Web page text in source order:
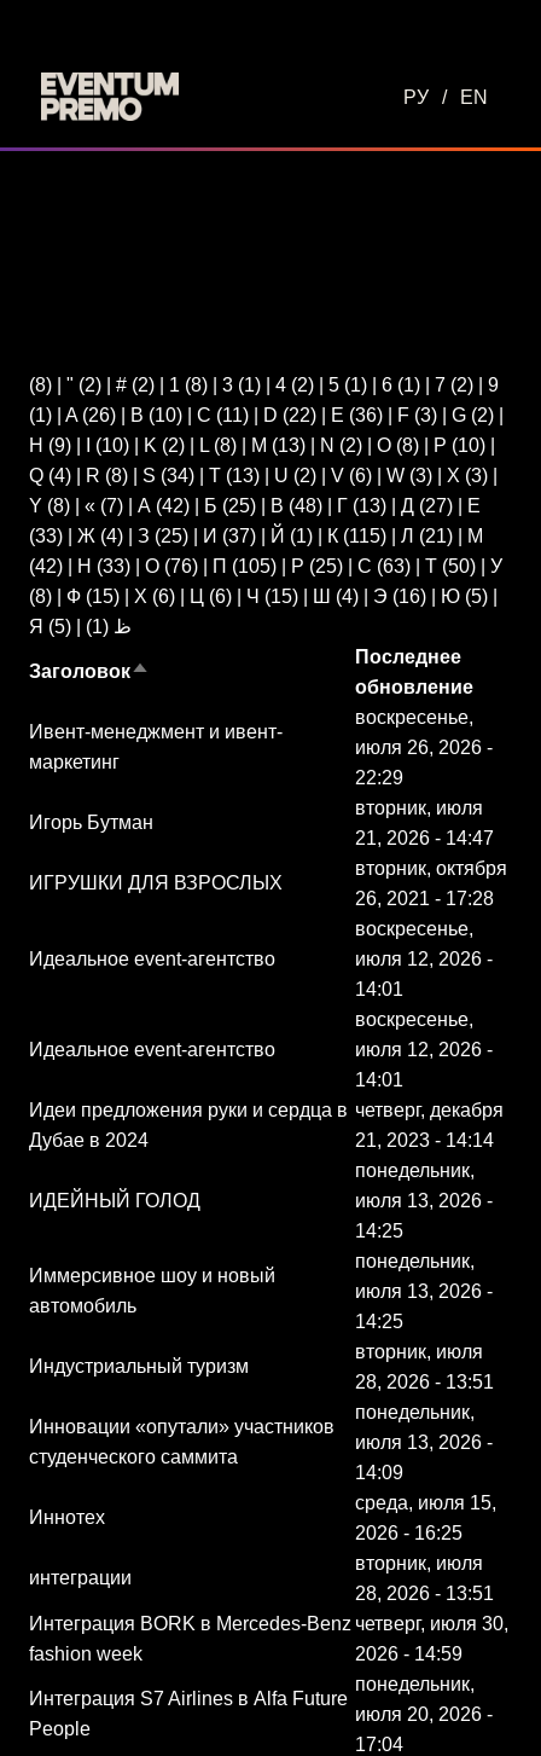
РУ / EN
(8) " (2) # (2) 1 (8) 3 (1) 4 (2) 5 (1) 6 (1) 7 (2)
9
(1)
A(26) B (10) C (11) D (22) E (36) F (3) G (2)
H (9) (10) K (2) L (8) M (13) N (2) O (8) P (10)
Q (4) R (8) S (34) T (13) U (2) V (6) W (3) X (3)
Y (8) « (7) А (42) Б (25) В (48) Г (13) Д (27)
Е
(33)
Ж (4) З (25) И (37) Й (1) К (115) Л (21)
М
(42)
Н (33) О (76) П (105) Р (25) С (63) Т (50)
У
(8)
Ф (15) Х (6) Ц (6) Ч (15) Ш (4) Э (16) Ю (5)
Я (5) ظ (1)
ЗаголовокСортировать по убыванию
Последнее
обновление
Ивент-менеджмент и ивент-
маркетинг
воскресенье,
июля 26, 2026 -
22:29
Игорь Бутман
вторник, июля
21, 2026 - 14:47
ИГРУШКИ ДЛЯ ВЗРОСЛЫХ
вторник, октября
26, 2021 - 17:28
Идеальное event-агентство
воскресенье,
июля 12, 2026 -
14:01
Идеальное event-агентство
воскресенье,
июля 12, 2026 -
14:01
Идеи предложения руки и сердца в
Дубае в 2024
четверг, декабря
21, 2023 - 14:14
ИДЕЙНЫЙ ГОЛОД
понедельник,
июля 13, 2026 -
14:25
Иммерсивное шоу и новый
автомобиль
понедельник,
июля 13, 2026 -
14:25
Индустриальный туризм
вторник, июля
28, 2026 - 13:51
Инновации «опутали» участников
студенческого саммита
понедельник,
июля 13, 2026 -
14:09
Иннотех
среда, июля 15,
2026 - 16:25
интеграции
вторник, июля
28, 2026 - 13:51
Интеграция BORK в Mercedes-Benz
fashion week
четверг, июля 30,
2026 - 14:59
Интеграция S7 Airlines в Alfa Future
People
понедельник,
июля 20, 2026 -
17:04